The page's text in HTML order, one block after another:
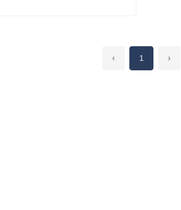
‹ 1 ›